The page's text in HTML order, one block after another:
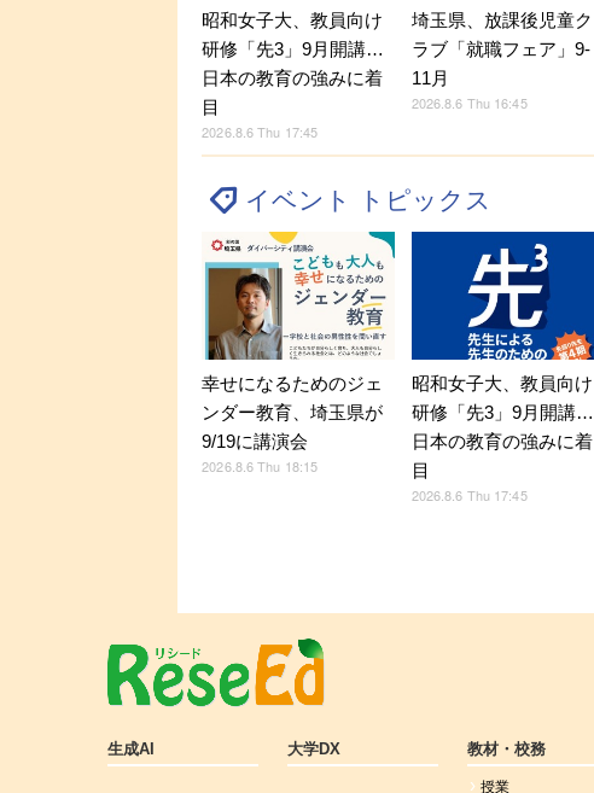
昭和女子大、教員向け
研修「先3」9月開講…
日本の教育の強みに着
目
2026.8.6 Thu 17:45
埼玉県、放課後児童ク
ラブ「就職フェア」9-
11月
2026.8.6 Thu 16:45
イベント トピックス
幸せになるためのジェ
ンダー教育、埼玉県が
9/19に講演会
2026.8.6 Thu 18:15
昭和女子大、教員向け
研修「先3」9月開講…
日本の教育の強みに着
目
2026.8.6 Thu 17:45
生成AI 大学DX 教材・校務
授業